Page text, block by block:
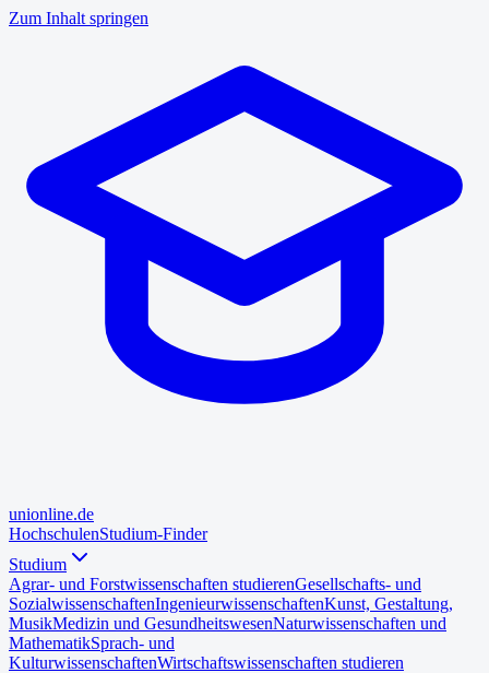
Zum Inhalt springen
unionline.de
HochschulenStudium-Finder
Studium
Agrar- und Forstwissenschaften studierenGesellschafts- und
SozialwissenschaftenIngenieurwissenschaftenKunst, Gestaltung,
MusikMedizin und GesundheitswesenNaturwissenschaften und
MathematikSprach- und
KulturwissenschaftenWirtschaftswissenschaften studieren